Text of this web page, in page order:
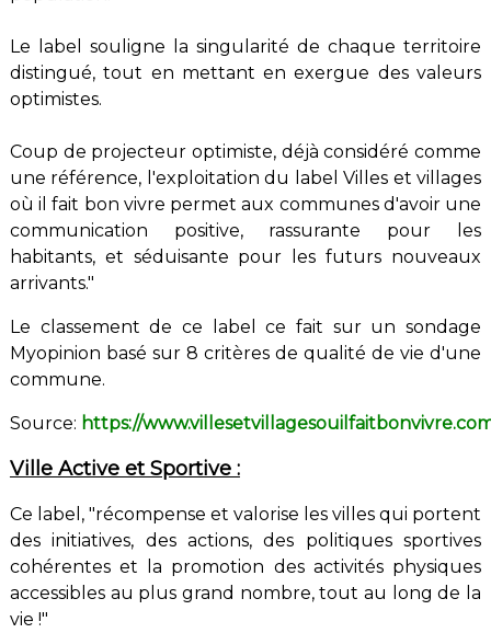
Le label souligne la singularité de chaque territoire
distingué, tout en mettant en exergue des valeurs
optimistes.
Coup de projecteur optimiste, déjà considéré comme
une référence, l'exploitation du label Villes et villages
où il fait bon vivre permet aux communes d'avoir une
communication positive, rassurante pour les
habitants, et séduisante pour les futurs nouveaux
arrivants."
Le classement de ce label ce fait sur un sondage
Myopinion basé sur 8 critères de qualité de vie d'une
commune.
Source: https://
Ville Active et Sportive :
Ce label, "récompense et valorise les villes qui portent
des initiatives, des actions, des politiquessportives
cohérentes et la promotion des activités physiques
accessibles au plus grand nombre, tout au long de la
vie !"